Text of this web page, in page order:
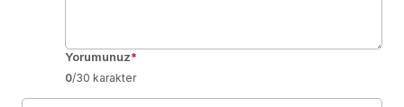
Yorumunuz*
0/30 karakter